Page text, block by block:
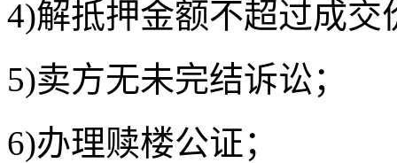
4)解抵押金额不超过成
5)卖方无未完结诉讼；
6)办理赎楼公证；